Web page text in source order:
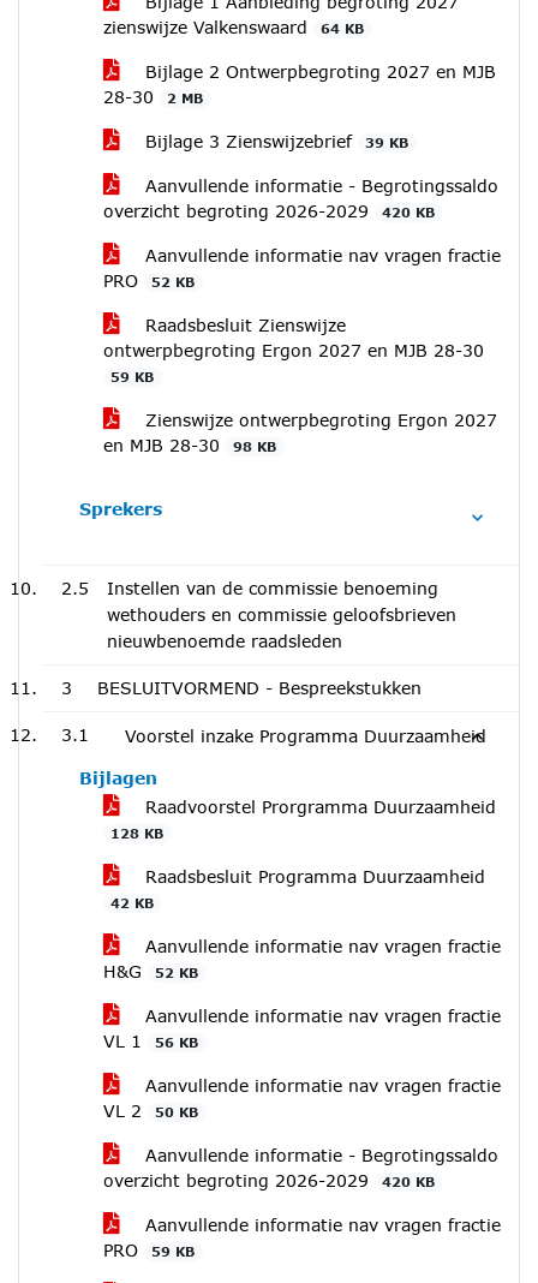
zienswijze Valkenswaard
64 KB
Bijlage 2 Ontwerpbegroting 2027 en MJB
28-30
2 MB
Bijlage 3 Zienswijzebrief 39 KB
Aanvullende informatie - Begrotingssaldo
overzicht begroting 2026-2029
420 KB
Aanvullende informatie nav vragen fractie
PRO
52 KB
Raadsbesluit Zienswijze
ontwerpbegroting Ergon 2027 en MJB 28-30
59 KB
Zienswijze ontwerpbegroting Ergon 2027
en MJB 28-30
98 KB
Sprekers
2.5
Instellen van de commissie benoeming
wethouders en commissie geloofsbrieven
nieuwbenoemde raadsleden
3 BESLUITVORMEND - Bespreekstukken
3.1 Voorstel inzake Programma Duurzaamheid
Bijlagen
Raadvoorstel Prorgramma Duurzaamheid
128 KB
Raadsbesluit Programma Duurzaamheid
42 KB
Aanvullende informatie nav vragen fractie
H&G
52 KB
Aanvullende informatie nav vragen fractie
VL 1
56 KB
Aanvullende informatie nav vragen fractie
VL 2
50 KB
Aanvullende informatie - Begrotingssaldo
overzicht begroting 2026-2029
420 KB
Aanvullende informatie nav vragen fractie
PRO
59 KB